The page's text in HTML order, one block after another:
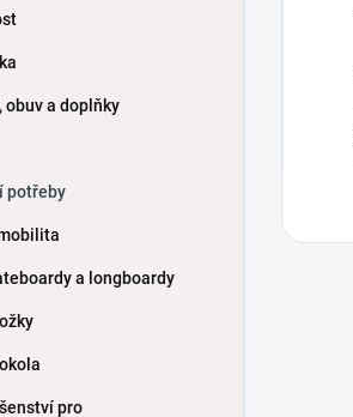
obuv a doplňky
potřeby
a longboardy
pro